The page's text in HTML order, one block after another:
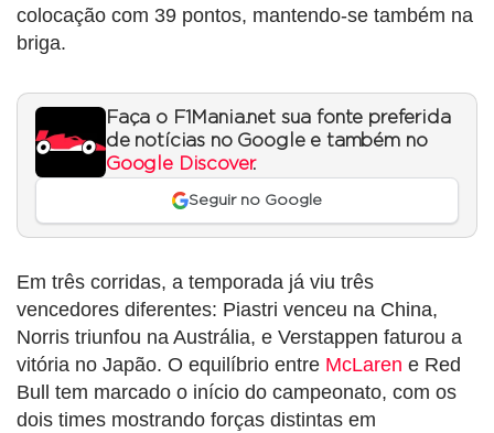
colocação com 39 pontos, mantendo-se também na
briga.
Faça o F1Mania.net sua fonte preferida
de notícias no Google e também no
Google Discover.
Seguir no Google
Em três corridas, a temporada já viu três
vencedores diferentes: Piastri venceu na China,
Norris triunfou na Austrália, e Verstappen faturou a
vitória no Japão. O equilíbrio entre McLaren e Red
Bull tem marcado o início do campeonato, com os
dois times mostrando forças distintas em